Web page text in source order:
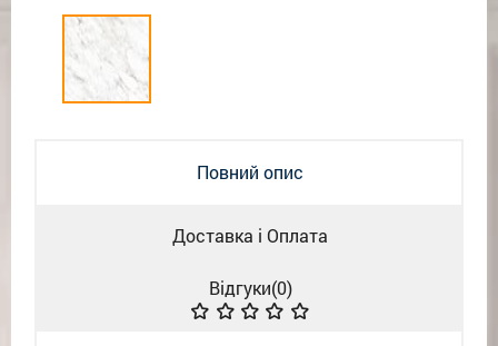
Повний опис
Доставка і Оплата
Відгуки(0)